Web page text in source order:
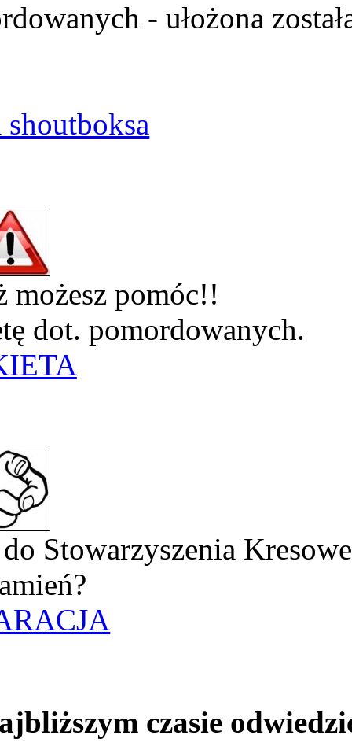
- ułożona
możesz pomóc!!
dot. pomordowanych.
Stowarzyszenia
czasie